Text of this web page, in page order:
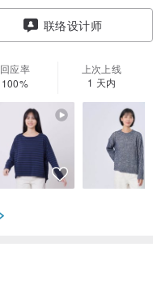
联络设计师
回应率
100%
上次上线
1 天内